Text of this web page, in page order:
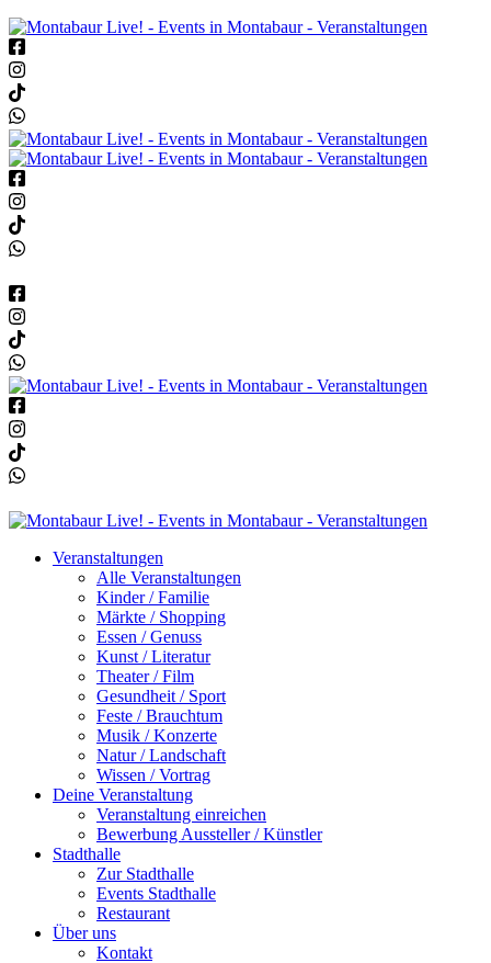
Veranstaltungen
Alle Veranstaltungen
Kinder / Familie
Märkte / Shopping
Essen / Genuss
Kunst / Literatur
Theater / Film
Gesundheit / Sport
Feste / Brauchtum
Musik / Konzerte
Natur / Landschaft
Wissen / Vortrag
Deine Veranstaltung
Veranstaltung einreichen
Bewerbung Aussteller / Künstler
Stadthalle
Zur Stadthalle
Events Stadthalle
Restaurant
Über uns
Kontakt